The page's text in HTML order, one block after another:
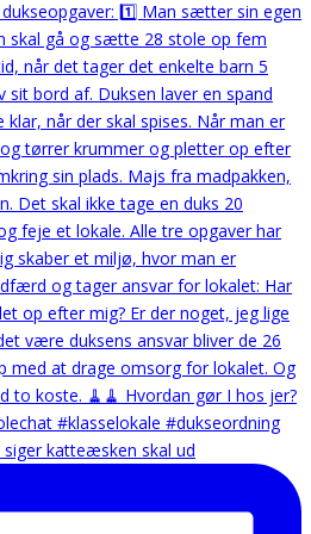
siger katteæsken skal ud